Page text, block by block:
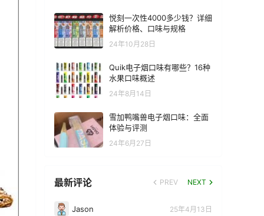
悦刻一次性4000多少钱？详细
解析价格、口味与规格
24年10月28日
Quik电子烟口味有哪些？16种
水果口味概述
24年8月14日
雪加鸭嘴兽电子烟口味：全面
体验与评测
24年6月27日
最新评论 PREV NEXT
Jason 25年4月13日